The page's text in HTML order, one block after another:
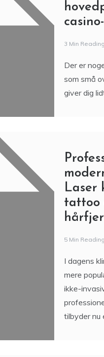
3 Min Reading
Der er
som små
giver dig
Laser
tattoo
5 Min Reading
I dagens
mere
ikke-
tilbyder nu